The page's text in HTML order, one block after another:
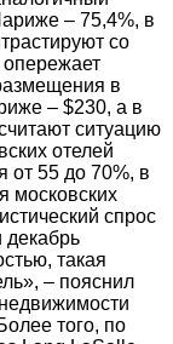
– 75,4%, в
со
в
– $230, а в
ситуацию
отелей
от 55 до 70%, в
московских
спрос
декабрь
такая
– пояснил
того, по